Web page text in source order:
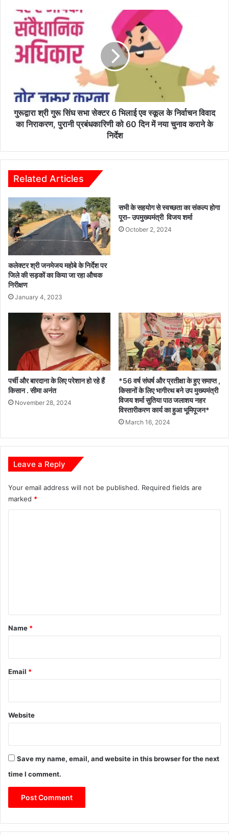
उठी
मांग
गुरूद्वारा
श्री
गुरू
सिंघ
सभा
भिलाई
स्कूल
का
पुरानी
प्रबंधकारिणी
को
60
दिन
में
नया
चुनाव
कराने
के
निर्देश
गुरूद्वारा श्री गुरू सिंघ सभा सेक्टर 6 भिलाई एव स्कूल के निर्वाचन विवाद
का निराकरण, पुरानी प्रबंधकारिणी को 60 दिन में नया चुनाव कराने के
निर्देश
Related Articles
कलेक्टर श्री जनमेजय महोबे के निर्देश पर
जिले की सड़कों का किया जा रहा औचक
निरीक्षण
January 4, 2023
सभी के सहयोग से स्वच्छता का संकल्प होगा
पूरा– उपमुख्यमंत्री विजय शर्मा
October 2, 2024
पर्ची और बारदाना के लिए परेशान हो रहे हैं
किसान . सीमा अनंत
November 28, 2024
*56 वर्ष संघर्ष और प्रतीक्षा के हुए समाप्त ,
किसानों के लिए भागीरथ बने उप मुख्यमंत्री
विजय शर्मा सुतिया पाठ जलाशय नहर
विस्तारीकरण कार्य का हुआ भूमिपूजन*
March 16, 2024
Leave a Reply
Your email address will not be published. Required fields are
marked *
*
Name *
Email *
Website
Save my name, email, and website in this browser for the next
time I comment.